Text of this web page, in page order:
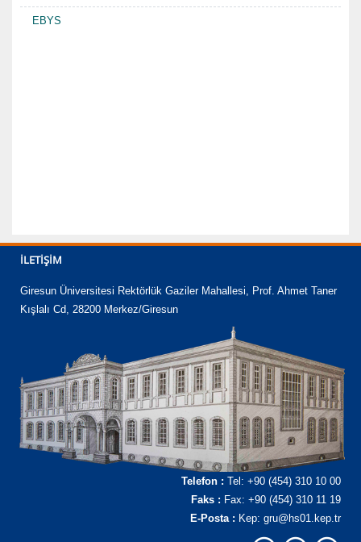
EBYS
İLETIŞIM
Giresun Üniversitesi Rektörlük Gaziler Mahallesi, Prof. Ahmet Taner
Kışlalı Cd, 28200 Merkez/Giresun
Telefon : Tel: +90 (454) 310 10 00
Faks : Fax: +90 (454) 310 11 19
E-Posta : Kep: gru@hs01.kep.tr